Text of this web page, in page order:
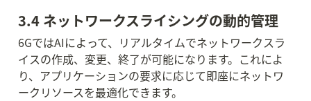
3.4 ネットワークスライシングの動的管理
6GではAIによって、リアルタイムでネットワークスラ
イスの作成、変更、終了が可能になります。これによ
り、アプリケーションの要求に応じて即座にネットワ
ークリソースを最適化できます。